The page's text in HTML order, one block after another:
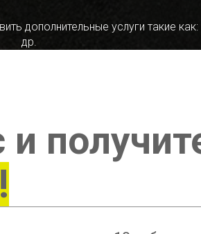
дополнительные услуги такие
др.